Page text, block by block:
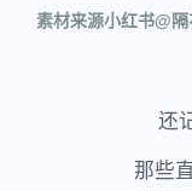
素材来源小红书@隔
还
那些